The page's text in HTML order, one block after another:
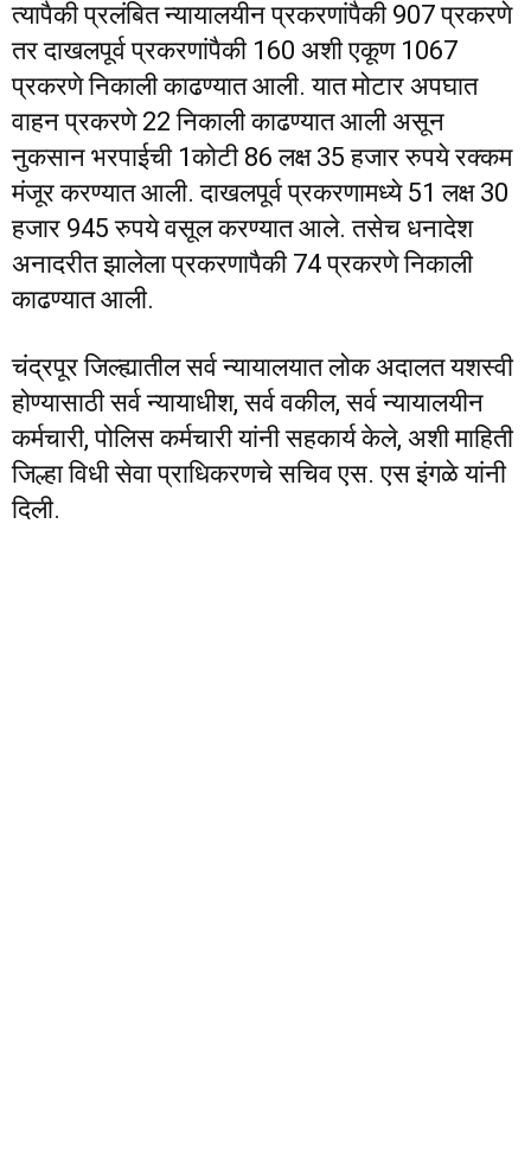
त्यापैकी प्रलंबित न्यायालयीन प्रकरणांपैकी 907 प्रकरणे
तर दाखलपूर्व प्रकरणांपैकी 160 अशी एकूण 1067
प्रकरणे निकाली काढण्यात आली. यात मोटार अपघात
वाहन प्रकरणे 22 निकाली काढण्यात आली असून
नुकसान भरपाईची 1कोटी 86 लक्ष 35 हजार रुपये रक्कम
मंजूर करण्यात आली. दाखलपूर्व प्रकरणामध्ये 51 लक्ष 30
हजार 945 रुपये वसूल करण्यात आले. तसेच धनादेश
अनादरीत झालेला प्रकरणापैकी 74 प्रकरणे निकाली
काढण्यात आली.
चंद्रपूर जिल्ह्यातील सर्व न्यायालयात लोक अदालत यशस्वी
होण्यासाठी सर्व न्यायाधीश, सर्व वकील, सर्व न्यायालयीन
कर्मचारी, पोलिस कर्मचारी यांनी सहकार्य केले, अशी माहिती
जिल्हा विधी सेवा प्राधिकरणचे सचिव एस. एस इंगळे यांनी
दिली.